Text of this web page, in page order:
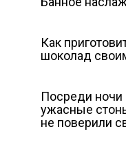
Как
шоколад
Посреди ночи
ужасные
не поверили